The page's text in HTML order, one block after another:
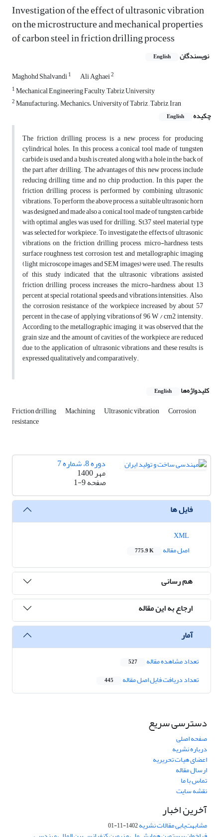
Investigation of the effect of ultrasonic vibration
on the microstructure and mechanical properties
of carbon steel in friction drilling process
نویسندگان English
Maghohd Shalvandi1 Ali Aghaei2
1Mechanical Engineering Faculty, Tabriz University
2Manufacturing، Mechanics، University of Tabriz , Tabriz, Iran
چکیده
English
The friction drilling process is a new process for producing
cylindrical holes. In this process, a conical tool made of tungsten
carbide is used and a bush is created along with a hole in the back of
the part after drilling. The advantages of this new process include
reducing drilling time and no chip production. In this paper, the
friction drilling process is performed by combining ultrasonic
vibrations. To perform the above process, a suitable ultrasonic horn
was designed and made also a conical tool made of tungsten carbide
with optimal angles was used for drilling. St37 steel material type
was selected for workpiece. To investigate the effects of ultrasonic
vibrations on the friction drilling process, micro-hardness tests,
surface roughness test, corrosion test, and metallographic imaging
(light microscope images and SEM images) were used. The results
of this study indicated that the ultrasonic vibrations assisted
friction drilling process increases the micro-hardness about 13
percent at special rotational speeds and vibrations intensities. Also,
the corrosion resistance of the workpiece increased by about 57
percent in the case of applying vibrations of 96 W / cm2 intensity.
According to the metallographic imaging, it was observed that the
grain size and the amount of cavities of the workpiece are reduced
due to the application of ultrasonic vibrations and these results is
expressed qualitatively and comparatively.
کلیدواژه‌ها English
Friction drilling Machining Ultrasonic vibration Corrosion
resistance
دوره 8، شماره 7
مهر 1400
صفحه1-9
فایل ها
اصل مقاله
775.9 K
هم رسانی
ارجاع به این مقاله
آمار
تعداد مشاهده مقاله 527
تعداد دریافت فایل اصل مقاله 445
دسترسی سریع
صفحه اصلی
درباره نشریه
اعضای هیات تحریریه
ارسال مقاله
تماس با ما
نقشه سایت
آخرین اخبار
مشابهت‌یابی مقالات نشریه1402-11-01